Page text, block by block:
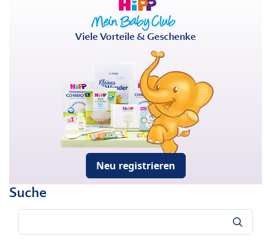
Viele Vorteile & Geschenke
Neu registrieren
Suche